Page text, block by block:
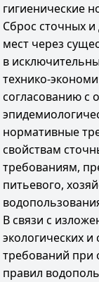
гигиенические
Сброс сточных
мест через
в
технико-
согласованию с
нормативные
свойствам
требованиям,
питьевого,
В связи с
экологических
требований при
правил